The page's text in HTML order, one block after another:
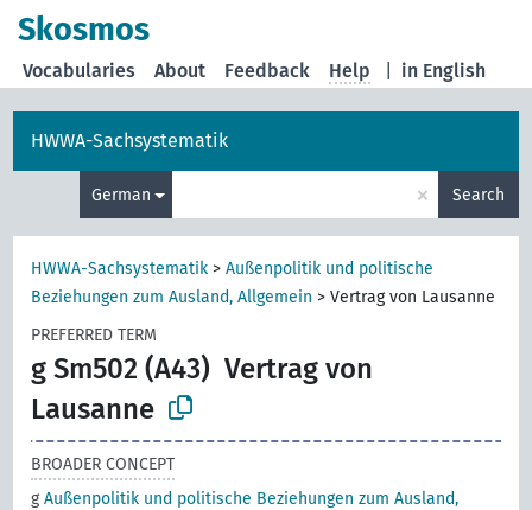
Skosmos
in English
Vocabularies About Feedback Help
HWWA-Sachsystematik
German × Search
HWWA-Sachsystematik >Außenpolitik und politische
Beziehungen zum Ausland, Allgemein >Vertrag von Lausanne
PREFERRED TERM
g Sm502 (A43) Vertrag von
Lausanne
BROADER CONCEPT
gAußenpolitik und politische Beziehungen zum Ausland,